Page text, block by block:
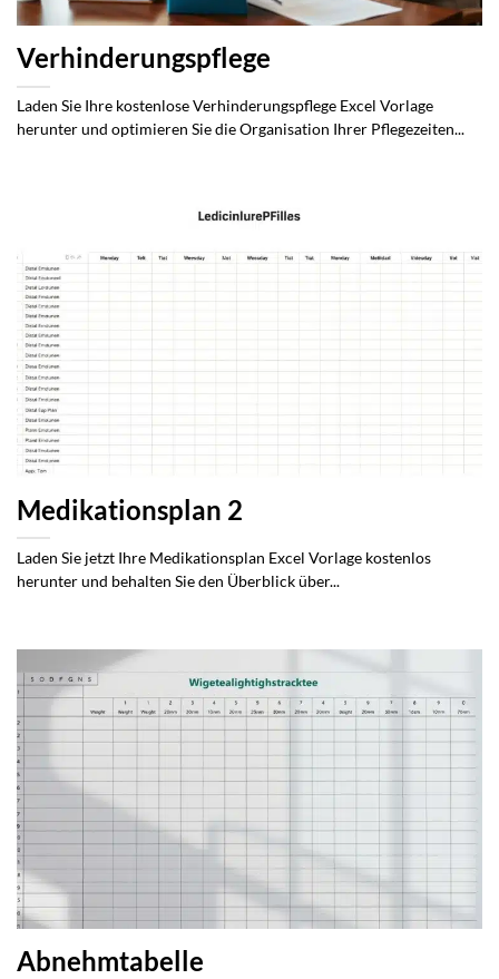
Verhinderungspflege
Laden Sie Ihre kostenlose Verhinderungspflege Excel Vorlage
herunter und optimieren Sie die Organisation Ihrer Pflegezeiten...
Medikationsplan 2
Laden Sie jetzt Ihre Medikationsplan Excel Vorlage kostenlos
herunter und behalten Sie den Überblick über...
Abnehmtabelle